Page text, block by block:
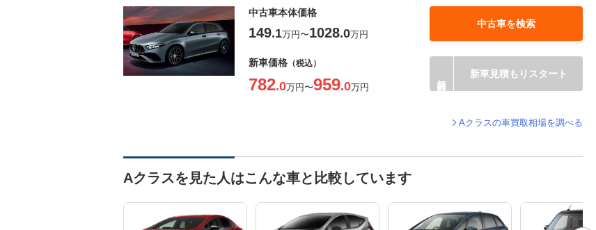
中古車本体価格
149.1万円〜1028.0万円
中古車を検索
新車価格 （税込）
782.0万円〜959.0万円
新車見積もりスタート
Aクラスの車買取相場を調べる
Aクラスを見た人はこんな車と比較しています